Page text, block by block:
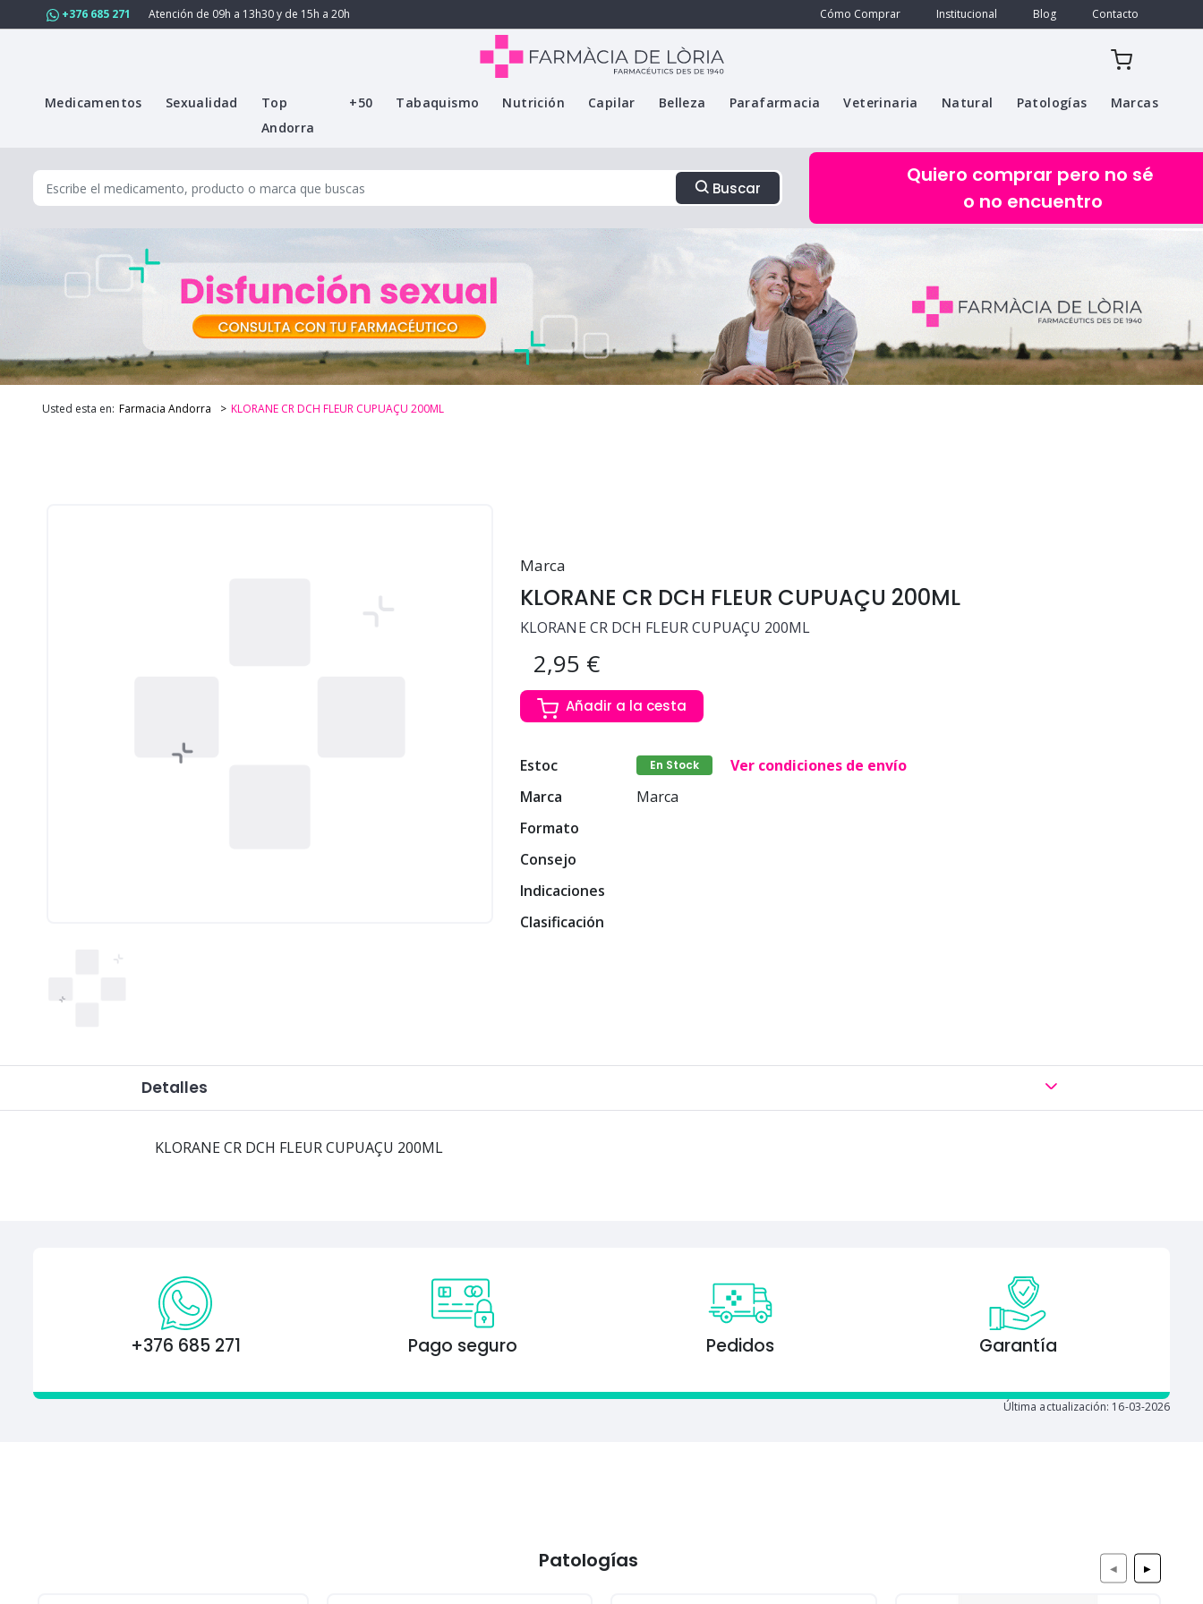
+376 685 271 Atención de 09h a 13h30 y de 15h a 20h Cómo Comprar Institucional Blog Contacto
Medicamentos Sexualidad
Top
Andorra
+50 Tabaquismo Nutrición Capilar Belleza Parafarmacia Veterinaria Natural Patologías Marcas
Buscar
Quiero comprar pero no sé
o no encuentro
Usted esta en: Farmacia Andorra KLORANE CR DCH FLEUR CUPUAÇU 200ML
Marca
KLORANE CR DCH FLEUR CUPUAÇU 200ML
KLORANE CR DCH FLEUR CUPUAÇU 200ML
2,95 €
Añadir a la cesta
Estoc En Stock
Ver condiciones de envío
Marca
Marca
Formato
Consejo
Indicaciones
Clasificación
Detalles
KLORANE CR DCH FLEUR CUPUAÇU 200ML
+376 685 271 Pago seguro Pedidos Garantía
Última actualización: 16-03-2026
Patologías ◀ ▶